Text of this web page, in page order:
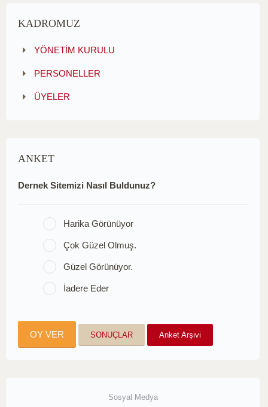
KADROMUZ
YÖNETİM KURULU
PERSONELLER
ÜYELER
ANKET
Dernek Sitemizi Nasıl Buldunuz?
Harika Görünüyor
Çok Güzel Olmuş.
Güzel Görünüyor.
İadere Eder
SONUÇLAR Anket Arşivi
Sosyal Medya